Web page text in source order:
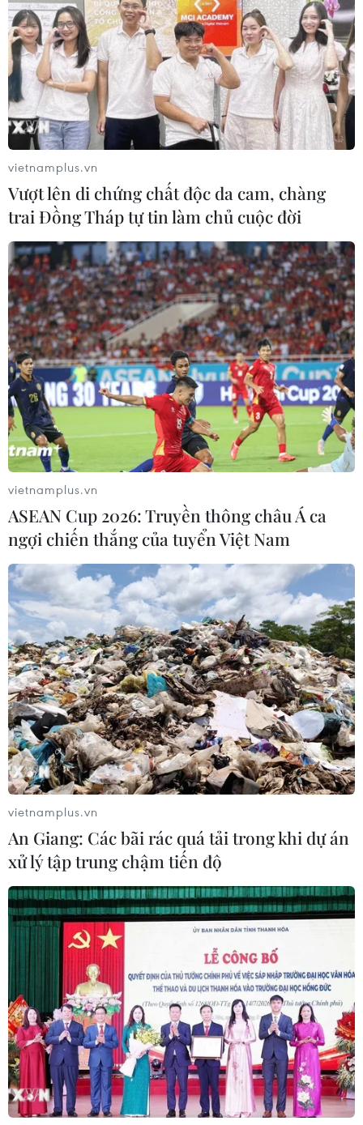
vietnamplus.vn
Vượt lên di chứng chất độc da cam, chàng
trai Đồng Tháp tự tin làm chủ cuộc đời
vietnamplus.vn
ASEAN Cup 2026: Truyền thông châu Á ca
ngợi chiến thắng của tuyển Việt Nam
vietnamplus.vn
An Giang: Các bãi rác quá tải trong khi dự án
xử lý tập trung chậm tiến độ